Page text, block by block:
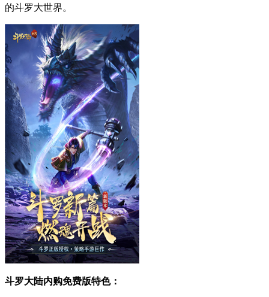
的斗罗大世界。
斗罗大陆内购免费版特色：